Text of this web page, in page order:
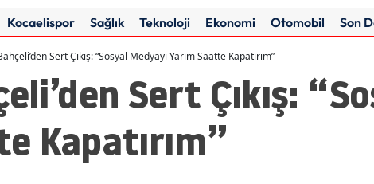
Ankara
Antalya
Artvin
Kocaelispor Sağlık Teknoloji Ekonomi Otomobil Son
Sert Çıkış: “Sosyal Medyayı Yarım Saatte Kapatırım”
Sert Çıkış:
Kapatırım”